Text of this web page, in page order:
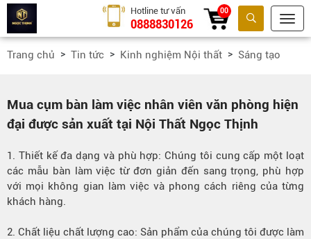
Tìm kiếm
Hotline tư vấn
0888830126
00
Trang chủ Tin tức Kinh nghiệm Nội thất Sáng tạo
Mua cụm bàn làm việc nhân viên văn phòng hiện
đại được sản xuất tại Nội Thất Ngọc Thịnh
1. Thiết kế đa dạng và phù hợp: Chúng tôi cung cấp một loạt
các mẫu bàn làm việc từ đơn giản đến sang trọng, phù hợp
với mọi không gian làm việc và phong cách riêng của từng
khách hàng.
2. Chất liệu chất lượng cao: Sản phẩm của chúng tôi được làm